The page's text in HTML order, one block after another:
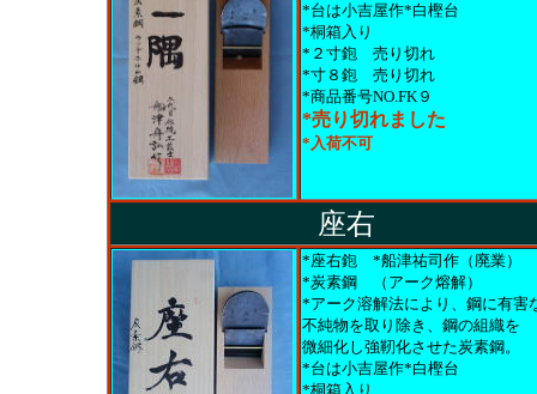
*台は小吉屋作*白樫台
*桐箱入り
*２寸鉋 売り切れ
*寸８鉋 売り切れ
*商品番号NO.FK９
*売り切れました
*入荷不可
座右
*座右鉋 *船津祐司作（廃業）
*炭素鋼 （アーク熔解）
*アーク溶解法により、鋼に有害
不純物を取り除き、鋼の組織を
微細化し強靭化させた炭素鋼。
*台は小吉屋作*白樫台
*桐箱入り